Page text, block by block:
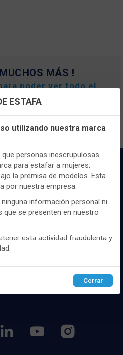
MÁS !
poder ver todo el
y los precios.
textil de las mejores
del
nacionales como
de los mejores
de terceros, de sesión o
de manera segura nuestra
contenido.
para medir y obtener datos de
ajustar el contenido a tus
el uso de cookies a tu gusto.
visita nuestra
Rechazar ACEPTAR
ESTAFA
utilizando nuestra marca
personas inescrupulosas
para estafar a mujeres,
la premisa de modelos. Esta
por nuestra empresa.
información personal ni
se presenten en nuestro
esta actividad fraudulenta y
Cerrar